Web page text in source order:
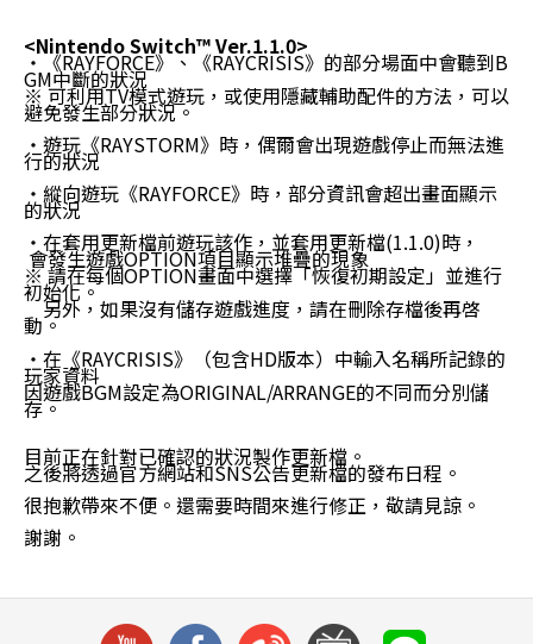
<Nintendo Switch™ Ver.1.1.0>
‧《RAYFORCE》、《RAYCRISIS》的部分場面中會聽到B
GM中斷的狀況
※ 可利用TV模式遊玩，或使用隱藏輔助配件的方法，可以
避免發生部分狀況。
‧遊玩《RAYSTORM》時，偶爾會出現遊戲停止而無法進
行的狀況
‧縱向遊玩《RAYFORCE》時，部分資訊會超出畫面顯示
的狀況
‧在套用更新檔前遊玩該作，並套用更新檔(1.1.0)時，
會發生遊戲OPTION項目顯示堆疊的現象
※ 請在每個OPTION畫面中選擇「恢復初期設定」並進行
初始化。
另外，如果沒有儲存遊戲進度，請在刪除存檔後再啓
動。
‧ 在《RAYCRISIS》（包含HD版本）中輸入名稱所記錄的
玩家資料
因遊戲BGM設定為ORIGINAL/ARRANGE的不同而分別儲
存。
目前正在針對已確認的狀況製作更新檔。
之後將透過官方網站和SNS公告更新檔的發布日程。
很抱歉帶來不便。還需要時間來進行修正，敬請見諒。
謝謝。